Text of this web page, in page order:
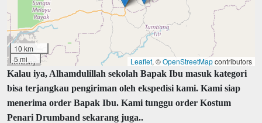
10 km
5 mi
Leaflet, ©OpenStreetMapcontributors
Kalau iya, Alhamdulillah sekolah Bapak Ibu masuk kategori
bisa terjangkau pengiriman oleh ekspedisi kami. Kami siap
menerima order Bapak Ibu. Kami tunggu order Kostum
Penari Drumband sekarang juga..